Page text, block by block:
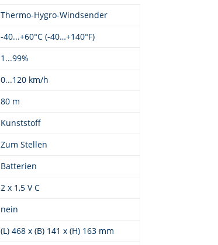
Thermo-Hygro-Windsender
-40...+60°C (-40…+140°F)
1...99%
0...120 km/h
80 m
Kunststoff
Zum Stellen
Batterien
2 x 1,5 V C
nein
(L) 468 x (B) 141 x (H) 163 mm